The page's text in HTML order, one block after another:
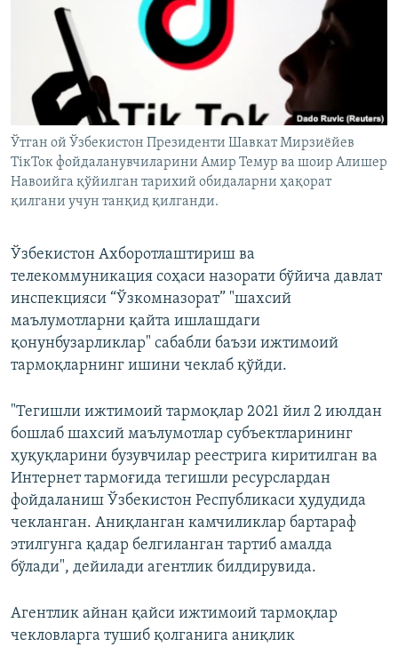
Ўтган ой Ўзбекистон Президенти Шавкат Мирзиёйев
ТiкТок фойдаланувчиларини Амир Темур ва шоир Алишер
Навоийга қўйилган тарихий обидаларни ҳақорат
қилгани учун танқид қилганди.
Ўзбекистон Ахборотлаштириш ва
телекоммуникация соҳаси назорати бўйича давлат
инспекцияси “Ўзкомназорат” "шахсий
маълумотларни қайта ишлашдаги
қонунбузарликлар" сабабли баъзи ижтимоий
тармоқларнинг ишини чеклаб қўйди.
"Тегишли ижтимоий тармоқлар 2021 йил 2 июлдан
бошлаб шахсий маълумотлар субъектларининг
ҳуқуқларини бузувчилар реестрига киритилган ва
Интернет тармоғида тегишли ресурслардан
фойдаланиш Ўзбекистон Республикаси ҳудудида
чекланган. Аниқланган камчиликлар бартараф
этилгунга қадар белгиланган тартиб амалда
бўлади", дейилади агентлик билдирувида.
Агентлик айнан қайси ижтимоий тармоқлар
чекловларга тушиб қолганига аниқлик